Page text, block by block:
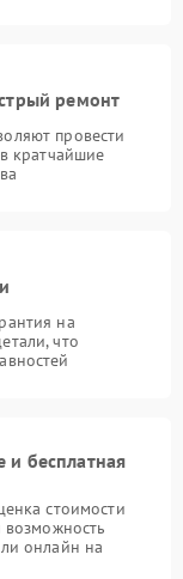
ремонт
провести
кратчайшие
на
что
и бесплатная
стоимости
возможность
онлайн на